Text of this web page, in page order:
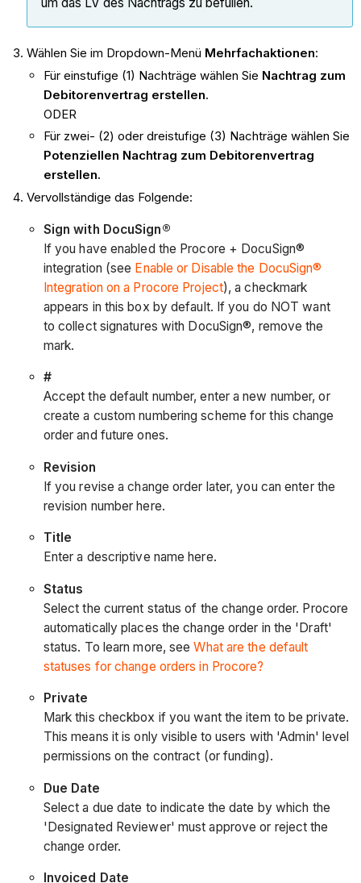
Wählen Sie im Dropdown-Menü Mehrfachaktionen:
Für einstufige (1) Nachträge wählen Sie Nachtrag zum
Debitorenvertrag erstellen.
ODER
Für zwei- (2) oder dreistufige (3) Nachträge wählen Sie
Potenziellen Nachtrag zum Debitorenvertrag
erstellen.
Vervollständige das Folgende:
Sign with DocuSign®
If you have enabled the Procore + DocuSign®
integration (see Enable or Disable the DocuSign®
Integration on a Procore Project), a checkmark
appears in this box by default. If you do NOT want
to collect signatures with DocuSign®, remove the
mark.
#
Accept the default number, enter a new number, or
create a custom numbering scheme for this change
order and future ones.
Revision
If you revise a change order later, you can enter the
revision number here.
Title
Enter a descriptive name here.
Status
Select the current status of the change order. Procore
automatically places the change order in the 'Draft'
status. To learn more, seeWhat are the default
statuses for change orders in Procore?
Private
Mark this checkbox if you want the item to be private.
This means it is only visible to users with 'Admin' level
permissions on the contract (or funding).
Due Date
Select a due date to indicate the date by which the
'Designated Reviewer' must approve or reject the
change order.
Invoiced Date